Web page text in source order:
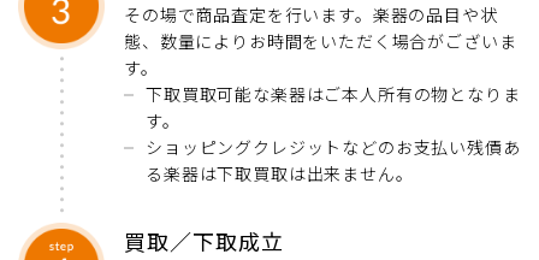
その場で商品査定を行います。楽器の品目や状
態、数量によりお時間をいただく場合がございま
す。
下取買取可能な楽器はご本人所有の物となりま
す。
ショッピングクレジットなどのお支払い残債あ
る楽器は下取買取は出来ません。
買取／下取成立